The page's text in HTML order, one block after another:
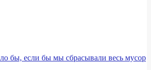
бы, если бы мы сбрасывали весь мусор